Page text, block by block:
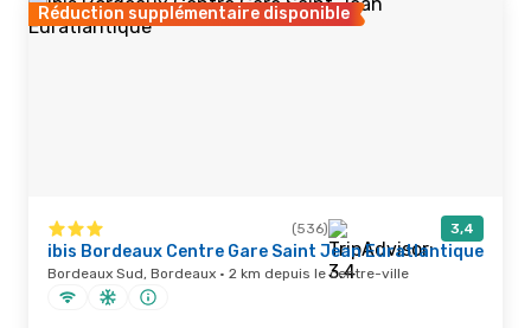
Réduction supplémentaire disponible
(536) 3,4
ibis Bordeaux Centre Gare Saint Jean Euratlantique
Bordeaux Sud, Bordeaux · 2 km depuis le centre-ville